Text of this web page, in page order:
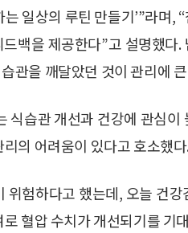
일상의 루틴 만들기’”라며,
백을 제공한다”고 설명했다
관을 깨달았던 것이 관리에
식습관 개선과 건강에 관심
의 어려움이 있다고 호소했
위험하다고 했는데, 오늘 건
혈압 수치가 개선되기를 기